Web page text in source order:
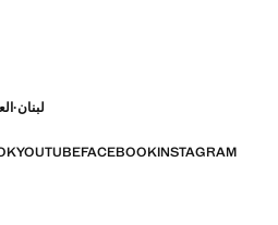
لبنان·
INSTAGRAM
FACEBOOK
YOUTUBE